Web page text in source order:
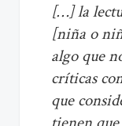
[…] la
[niña o
algo que
críticas
que